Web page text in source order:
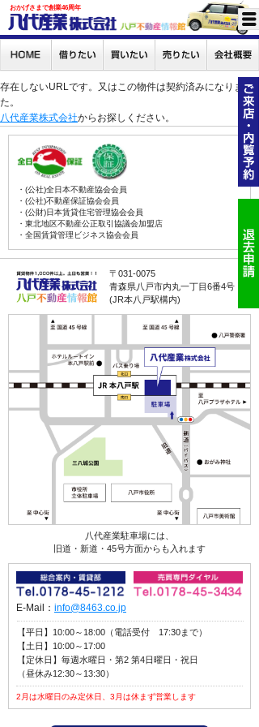
おかげさまで創業46周年
存在しないURLです。又はこの物件は契約済みになりまし
た。
八代産業株式会社からお探しください。
・(公社)全日本不動産協会会員
・(公社)不動産保証協会会員
・(公財)日本賃貸住宅管理協会会員
・東北地区不動産公正取引協議会加盟店
・全国賃貸管理ビジネス協会会員
〒031-0075
青森県八戸市内丸一丁目6番4号
(JR本八戸駅構内)
八代産業駐車場には、
旧道・新道・45号方面からも入れます
E-Mail： info@8463.co.jp
【平日】10:00～18:00（電話受付 17:30まで）
【土日】10:00～17:00
【定休日】毎週水曜日・第2 第4日曜日・祝日
（昼休み12:30～13:30）
2月は水曜日のみ定休日、3月は休まず営業します